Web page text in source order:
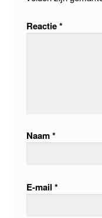
Reactie*
Naam*
E-mail*